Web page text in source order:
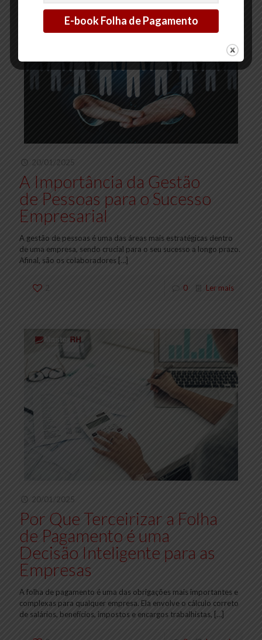
20/01/2025
A Importância da Gestão
de Pessoas para o Sucesso
Empresarial
A gestão de pessoas é uma das áreas mais estratégicas dentro
de uma empresa, sendo crucial para o seu sucesso a longo prazo.
Afinal, são os colaboradores […]
2 0 Ler mais
20/01/2025
Por Que Terceirizar a Folha
de Pagamento é uma
Decisão Inteligente para as
Empresas
A folha de pagamento é uma das obrigações mais importantes e
complexas para qualquer empresa. Ela envolve o cálculo correto
de salários, benefícios, impostos e encargos trabalhistas, […]